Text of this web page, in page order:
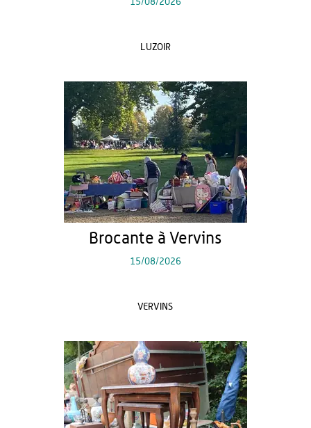
15/08/2026
LUZOIR
Brocante à Vervins
15/08/2026
VERVINS